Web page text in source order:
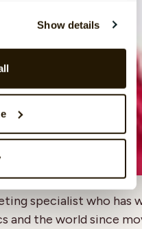
Show details
specialist who has
and the world since